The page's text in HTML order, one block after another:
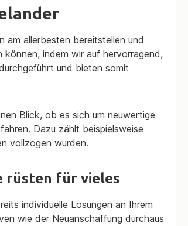
am allerbesten bereitstellen und
indem wir auf hervorragend,
und bieten somit
Blick, ob es sich um neuwertige
Dazu zählt beispielsweise
vollzogen wurden.
rüsten für vieles
individuelle Lösungen an Ihrem
wie der Neuanschaffung durchaus